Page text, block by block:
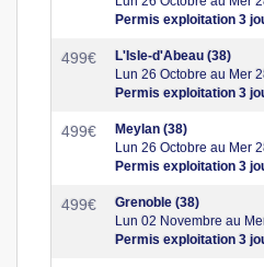
Permis exploitation 3
499€
L'Isle-d'Abeau (38)
Lun 26 Octobre au Mer
Permis exploitation 3
499€
Meylan (38)
Lun 26 Octobre au Mer
Permis exploitation 3
499€
Grenoble (38)
Lun 02 Novembre au
Permis exploitation 3